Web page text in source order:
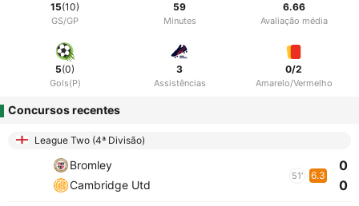
15(10)
GS/GP
59
Minutes
6.66
Avaliação média
5(0)
Gols(P)
3
Assistências
0/2
Amarelo/Vermelho
Concursos recentes
League Two (4ª Divisão)
Bromley
Cambridge Utd
51' 6.3
0
0